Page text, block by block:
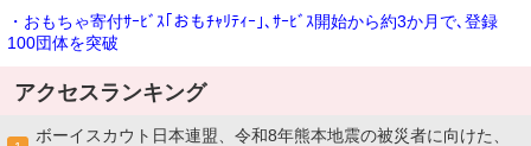
・おもちゃ寄付ｻｰﾋﾞｽ｢おもﾁｬﾘﾃｨｰ｣､ｻｰﾋﾞｽ開始から約3か月で､登録
100団体を突破
アクセスランキング
ボーイスカウト日本連盟、令和8年熊本地震の被災者に向けた、